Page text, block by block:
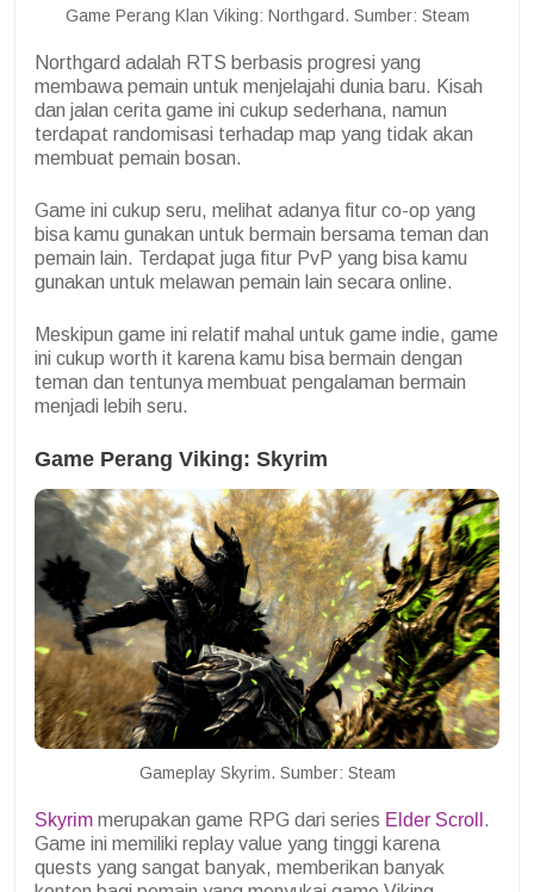
Game Perang Klan Viking: Northgard. Sumber: Steam
Northgard adalah RTS berbasis progresi yang
membawa pemain untuk menjelajahi dunia baru. Kisah
dan jalan cerita game ini cukup sederhana, namun
terdapat randomisasi terhadap map yang tidak akan
membuat pemain bosan.
Game ini cukup seru, melihat adanya fitur co-op yang
bisa kamu gunakan untuk bermain bersama teman dan
pemain lain. Terdapat juga fitur PvP yang bisa kamu
gunakan untuk melawan pemain lain secara online.
Meskipun game ini relatif mahal untuk game indie, game
ini cukup worth it karena kamu bisa bermain dengan
teman dan tentunya membuat pengalaman bermain
menjadi lebih seru.
Game Perang Viking: Skyrim
Gameplay Skyrim. Sumber: Steam
Skyrim merupakan game RPG dari series Elder Scroll .
Game ini memiliki replay value yang tinggi karena
quests yang sangat banyak, memberikan banyak